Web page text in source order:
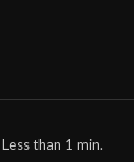
Less than 1 min.